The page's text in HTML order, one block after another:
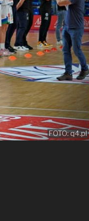
FOTO: q4.pl